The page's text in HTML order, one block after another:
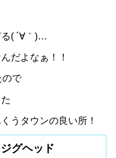
( ´∀｀)…
だよなぁ！！
ので
うタウンの良い所！
グヘッド